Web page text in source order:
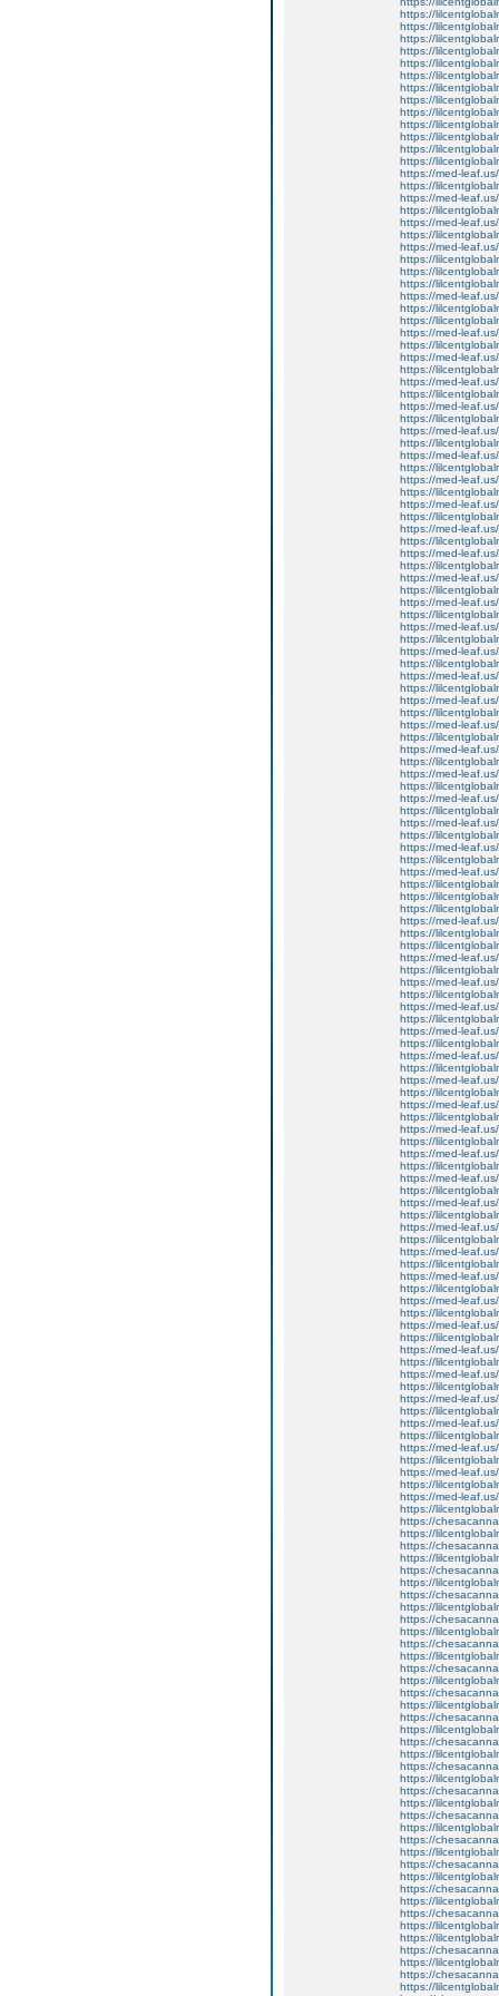
https://
https://
https://
https://
https://
https://
https://
https://
https://
https://
https://
https://
https://
https://med-leaf.us/
https://
https://med-leaf.us/
https://
https://med-leaf.us/
https://
https://med-leaf.us/
https://
https://
https://
https://med-leaf.us/
https://
https://
https://med-leaf.us/
https://
https://med-leaf.us/
https://
https://med-leaf.us/
https://
https://med-leaf.us/
https://
https://med-leaf.us/
https://
https://med-leaf.us/
https://
https://med-leaf.us/
https://
https://med-leaf.us/
https://
https://med-leaf.us/
https://
https://med-leaf.us/
https://
https://med-leaf.us/
https://
https://med-leaf.us/
https://
https://med-leaf.us/
https://
https://med-leaf.us/
https://
https://med-leaf.us/
https://
https://med-leaf.us/
https://
https://med-leaf.us/
https://
https://med-leaf.us/
https://
https://med-leaf.us/
https://
https://med-leaf.us/
https://
https://med-leaf.us/
https://
https://med-leaf.us/
https://
https://med-leaf.us/
https://
https://
https://
https://med-leaf.us/
https://
https://
https://med-leaf.us/
https://
https://med-leaf.us/
https://
https://med-leaf.us/
https://
https://med-leaf.us/
https://
https://med-leaf.us/
https://
https://med-leaf.us/
https://
https://med-leaf.us/
https://
https://med-leaf.us/
https://
https://med-leaf.us/
https://
https://med-leaf.us/
https://
https://med-leaf.us/
https://
https://med-leaf.us/
https://
https://med-leaf.us/
https://
https://med-leaf.us/
https://
https://med-leaf.us/
https://
https://med-leaf.us/
https://
https://med-leaf.us/
https://
https://med-leaf.us/
https://
https://med-leaf.us/
https://
https://med-leaf.us/
https://
https://med-leaf.us/
https://
https://med-leaf.us/
https://
https://med-leaf.us/
https://
https://
https://
https://
https://
https://
https://
https://
https://
https://
https://
https://
https://
https://
https://
https://
https://
https://
https://
https://
https://
https://
https://
https://
https://
https://
https://
https://
https://
https://
https://
https://
https://
https://
https://
https://
https://
https://
https://
https://